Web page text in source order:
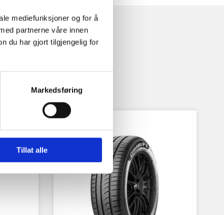
mediefunksjoner og for å
partnerne våre innen
du har gjort tilgjengelig for
Markedsføring
Tillat alle